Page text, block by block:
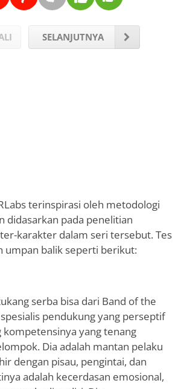
SELANJUTNYA
terinspirasi oleh metodologi
didasarkan pada penelitian
karakter dalam seri tersebut. Tes
umpan balik seperti berikut:
serba bisa dari Band of the
pendukung yang perseptif
kompetensinya yang tenang
Dia adalah mantan pelaku
dengan pisau, pengintai, dan
adalah kecerdasan emosional,